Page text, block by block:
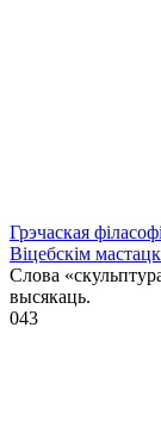
Грэчаская
Віцебскім
Слова
высякаць.
043